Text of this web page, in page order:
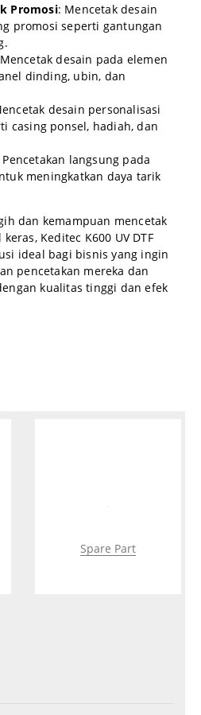
Promosi: Mencetak desain
promosi seperti gantungan
Mencetak desain pada elemen
dinding, ubin, dan
desain personalisasi
casing ponsel, hadiah, dan
Pencetakan langsung pada
meningkatkan daya tarik
dan kemampuan mencetak
Keditec K600 UV DTF
ideal bagi bisnis yang ingin
pencetakan mereka dan
kualitas tinggi dan efek
Spare Part